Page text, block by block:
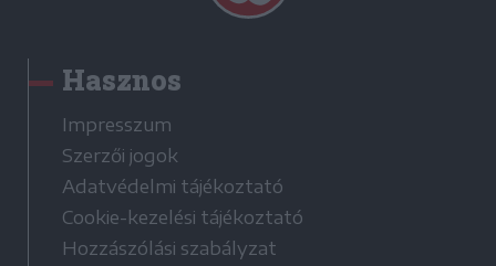
Hasznos
Impresszum
Szerzői jogok
Adatvédelmi tájékoztató
Cookie-kezelési tájékoztató
Hozzászólási szabályzat